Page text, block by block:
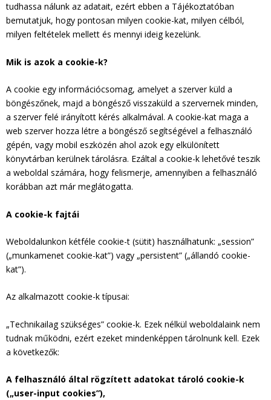
tudhassa nálunk az adatait, ezért ebben a Tájékoztatóban
bemutatjuk, hogy pontosan milyen cookie-kat, milyen célból,
milyen feltételek mellett és mennyi ideig kezelünk.
Mik is azok a cookie-k?
A cookie egy információcsomag, amelyet a szerver küld a
böngészőnek, majd a böngésző visszaküld a szervernek minden,
a szerver felé irányított kérés alkalmával. A cookie-kat maga a
web szerver hozza létre a böngésző segítségével a felhasználó
gépén, vagy mobil eszközén ahol azok egy elkülönített
könyvtárban kerülnek tárolásra. Ezáltal a cookie-k lehetővé teszik
a weboldal számára, hogy felismerje, amennyiben a felhasználó
korábban azt már meglátogatta.
A cookie-k fajtái
Weboldalunkon kétféle cookie-t (sütit) használhatunk: „session”
(„munkamenet cookie-kat”) vagy „persistent” („állandó cookie-
kat”).
Az alkalmazott cookie-k típusai:
„Technikailag szükséges” cookie-k. Ezek nélkül weboldalaink nem
tudnak működni, ezért ezeket mindenképpen tárolnunk kell. Ezek
a következők:
A felhasználó által rögzített adatokat tároló cookie-k
(„user-input cookies”),